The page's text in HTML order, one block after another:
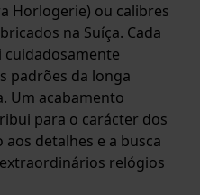
Horlogerie) ou calibres
na Suíça. Cada
padrões da longa
Um acabamento
para o carácter dos
detalhes e a busca
relógios